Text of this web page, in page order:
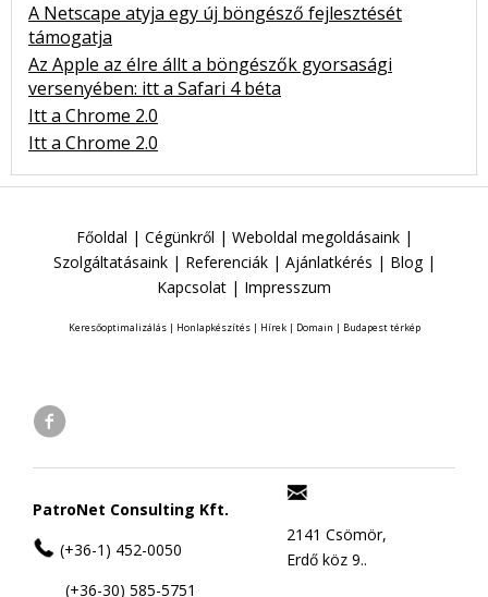
A Netscape atyja egy új böngésző fejlesztését
támogatja
Az Apple az élre állt a böngészők gyorsasági
versenyében: itt a Safari 4 béta
Itt a Chrome 2.0
Itt a Chrome 2.0
Főoldal | Cégünkről | Weboldal megoldásaink|
Szolgáltatásaink| Referenciák| Ajánlatkérés | Blog|
Kapcsolat | Impresszum
Keresőoptimalizálás| Honlapkészítés| Hírek| Domain | Budapest térkép
PatroNet Consulting Kft.
(+36-1) 452-0050
(+36-30) 585-5751
2141 Csömör,
Erdő köz 9..